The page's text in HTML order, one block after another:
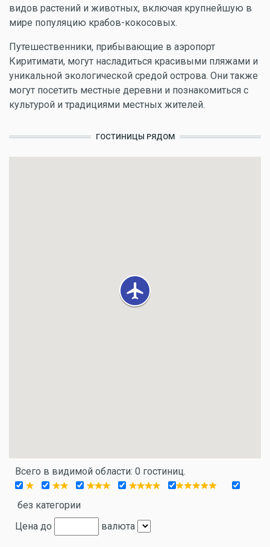
видов растений и животных, включая крупнейшую в
мире популяцию крабов-кокосовых.
Путешественники, прибывающие в аэропорт
Киритимати, могут насладиться красивыми пляжами и
уникальной экологической средой острова. Они также
могут посетить местные деревни и познакомиться с
культурой и традициями местных жителей.
ГОСТИНИЦЫ РЯДОМ
Всего в видимой области: 0 гостиниц.
без категории
Цена до
валюта